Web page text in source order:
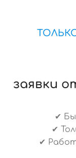
заявки
✔
✔
✔